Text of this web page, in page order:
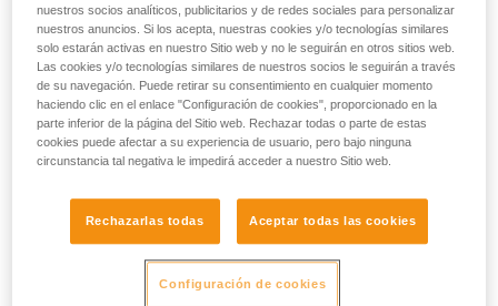
- Para el autoaseguramiento de primero, existen técnicas
que requieren una modificación del aparato para mejorar la
circulación de la cuerda. Petzl no autoriza esta utilización.
Como recordatorio: cualquier modificación de un EPI está
prohibida fuera de los talleres de Petzl.
nuestros socios analíticos, publicitarios y de redes sociales para personalizar
nuestros anuncios. Si los acepta, nuestras cookies y/o tecnologías similares
solo estarán activas en nuestro Sitio web y no le seguirán en otros sitios web.
Las cookies y/o tecnologías similares de nuestros socios le seguirán a través
de su navegación. Puede retirar su consentimiento en cualquier momento
haciendo clic en el enlace "Configuración de cookies", proporcionado en la
parte inferior de la página del Sitio web. Rechazar todas o parte de estas
cookies puede afectar a su experiencia de usuario, pero bajo ninguna
circunstancia tal negativa le impedirá acceder a nuestro Sitio web.
Rechazarlas todas Aceptar todas las cookies
Configuración de cookies